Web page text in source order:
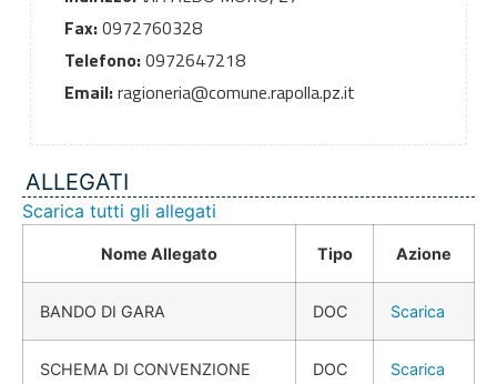
Fax:0972760328
Telefono:0972647218
Email:ragioneria@comune.rapolla.pz.it
ALLEGATI
Scarica tutti gli allegati
Nome Allegato Tipo Azione
BANDO DI GARA DOC Scarica
SCHEMA DI CONVENZIONE DOC Scarica